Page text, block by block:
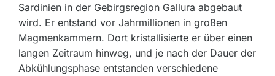
Sardinien in der Gebirgsregion Gallura abgebaut
wird. Er entstand vor Jahrmillionen in großen
Magmenkammern. Dort kristallisierte er über einen
langen Zeitraum hinweg, und je nach der Dauer der
Abkühlungsphase entstanden verschiedene